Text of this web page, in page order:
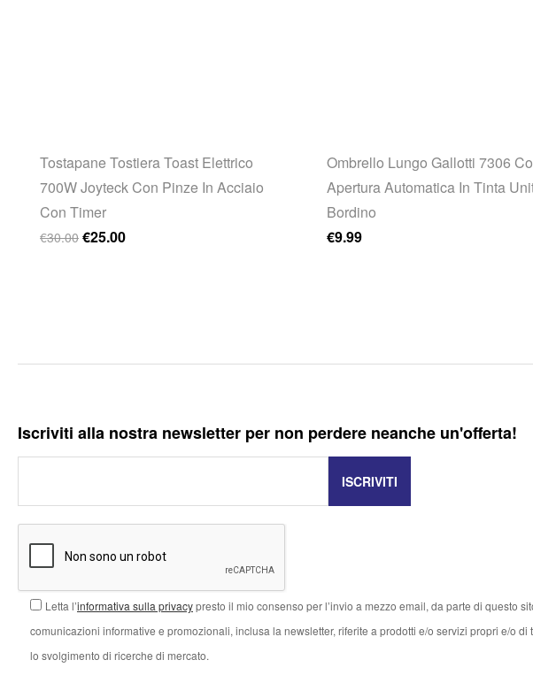
Tostapane Tostiera Toast Elettrico
700W Joyteck Con Pinze In Acciaio
Con Timer
€30.00 Il prezzo originale era: €30.00.
€25.00Il prezzo attuale è: €25.00.
Ombrello Lungo Gallotti 7306
Apertura Automatica In Tinta
Bordino
€9.99
Iscriviti alla nostra newsletter per non perdere neanche un'offerta!
Letta l’informativa sulla privacypresto il mio consenso per l’invio a mezzo email, da parte di questo
comunicazioni informative e promozionali, inclusa la newsletter, riferite a prodotti e/o servizi propri e/o di
lo svolgimento di ricerche di mercato.